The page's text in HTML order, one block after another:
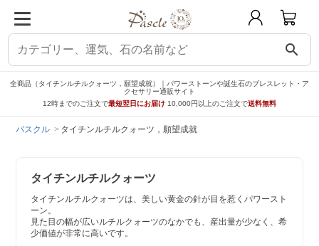
search
全商品（タイチンルチルクォーツ，願望成就）｜パワーストーンや誕生石のブレスレット・ア
クセサリー通販サイト
12時までのご注文で最短翌日にお届け 10,000円以上のご注文で送料無料
パスクル タイチンルチルクォーツ，願望成就
タイチンルチルクォーツ
タイチンルチルクォーツは、美しい黄金の針が目を惹くパワースト
ーン。
見た目の幅が広いルチルクォーツのなかでも、産出量が少なく、希
少価値が非常に高いです。